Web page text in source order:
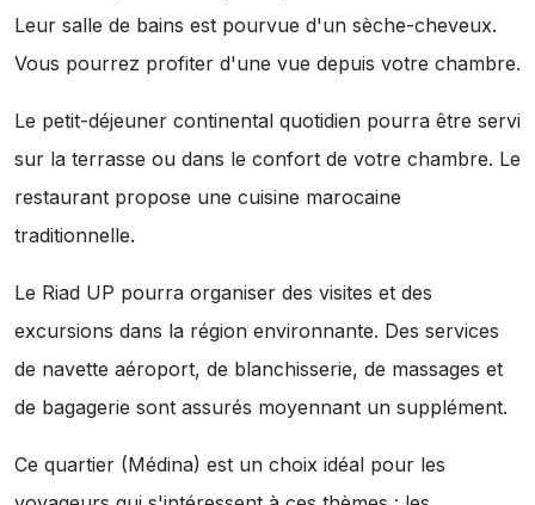
Leur salle de bains est pourvue d'un sèche-cheveux.
Vous pourrez profiter d'une vue depuis votre chambre.
Le petit-déjeuner continental quotidien pourra être servi
sur la terrasse ou dans le confort de votre chambre. Le
restaurant propose une cuisine marocaine
traditionnelle.
Le Riad UP pourra organiser des visites et des
excursions dans la région environnante. Des services
de navette aéroport, de blanchisserie, de massages et
de bagagerie sont assurés moyennant un supplément.
Ce quartier (Médina) est un choix idéal pour les